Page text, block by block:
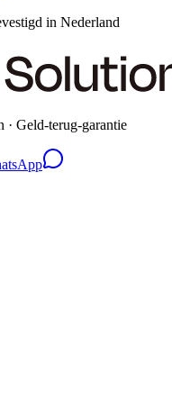
in Nederland
· Geld-terug-garantie